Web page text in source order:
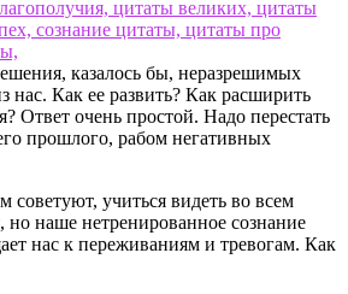
казалось бы, неразрешимых
нас. Как ее развить? Как расширить
Ответ очень простой. Надо перестать
прошлого, рабом негативных
учиться видеть во всем
наше нетренированное сознание
нас к переживаниям и тревогам. Как